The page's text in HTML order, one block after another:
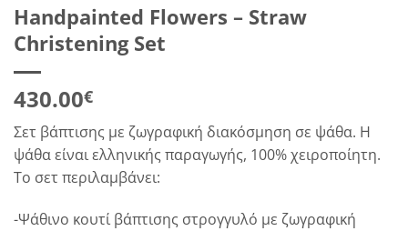
Handpainted Flowers – Straw
Christening Set
430.00€
Σετ βάπτισης με ζωγραφική διακόσμηση σε ψάθα. Η
ψάθα είναι ελληνικής παραγωγής, 100% χειροποίητη.
Το σετ περιλαμβάνει:
-Ψάθινο κουτί βάπτισης στρογγυλό με ζωγραφική